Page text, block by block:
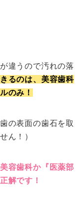
違うので汚れの落
るのは、美容歯科
のみ！
の表面の歯石を取
ん！）
美容歯科か『医薬部
解です！